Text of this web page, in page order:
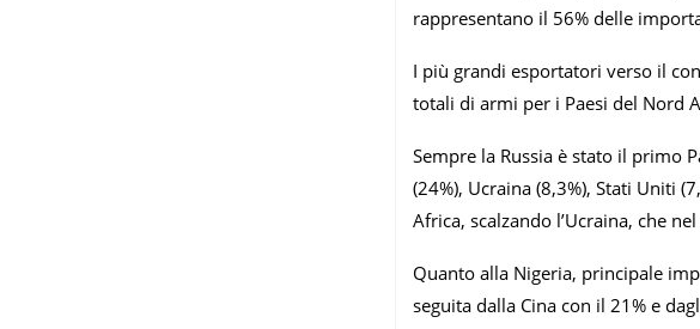
rappresentano il 56% delle
I più grandi esportatori verso il
totali di armi per i Paesi del Nord
Sempre la Russia è stato il primo
(24%), Ucraina (8,3%), Stati Uniti
Africa, scalzando l’Ucraina, che
Quanto alla Nigeria, principale
seguita dalla Cina con il 21% e